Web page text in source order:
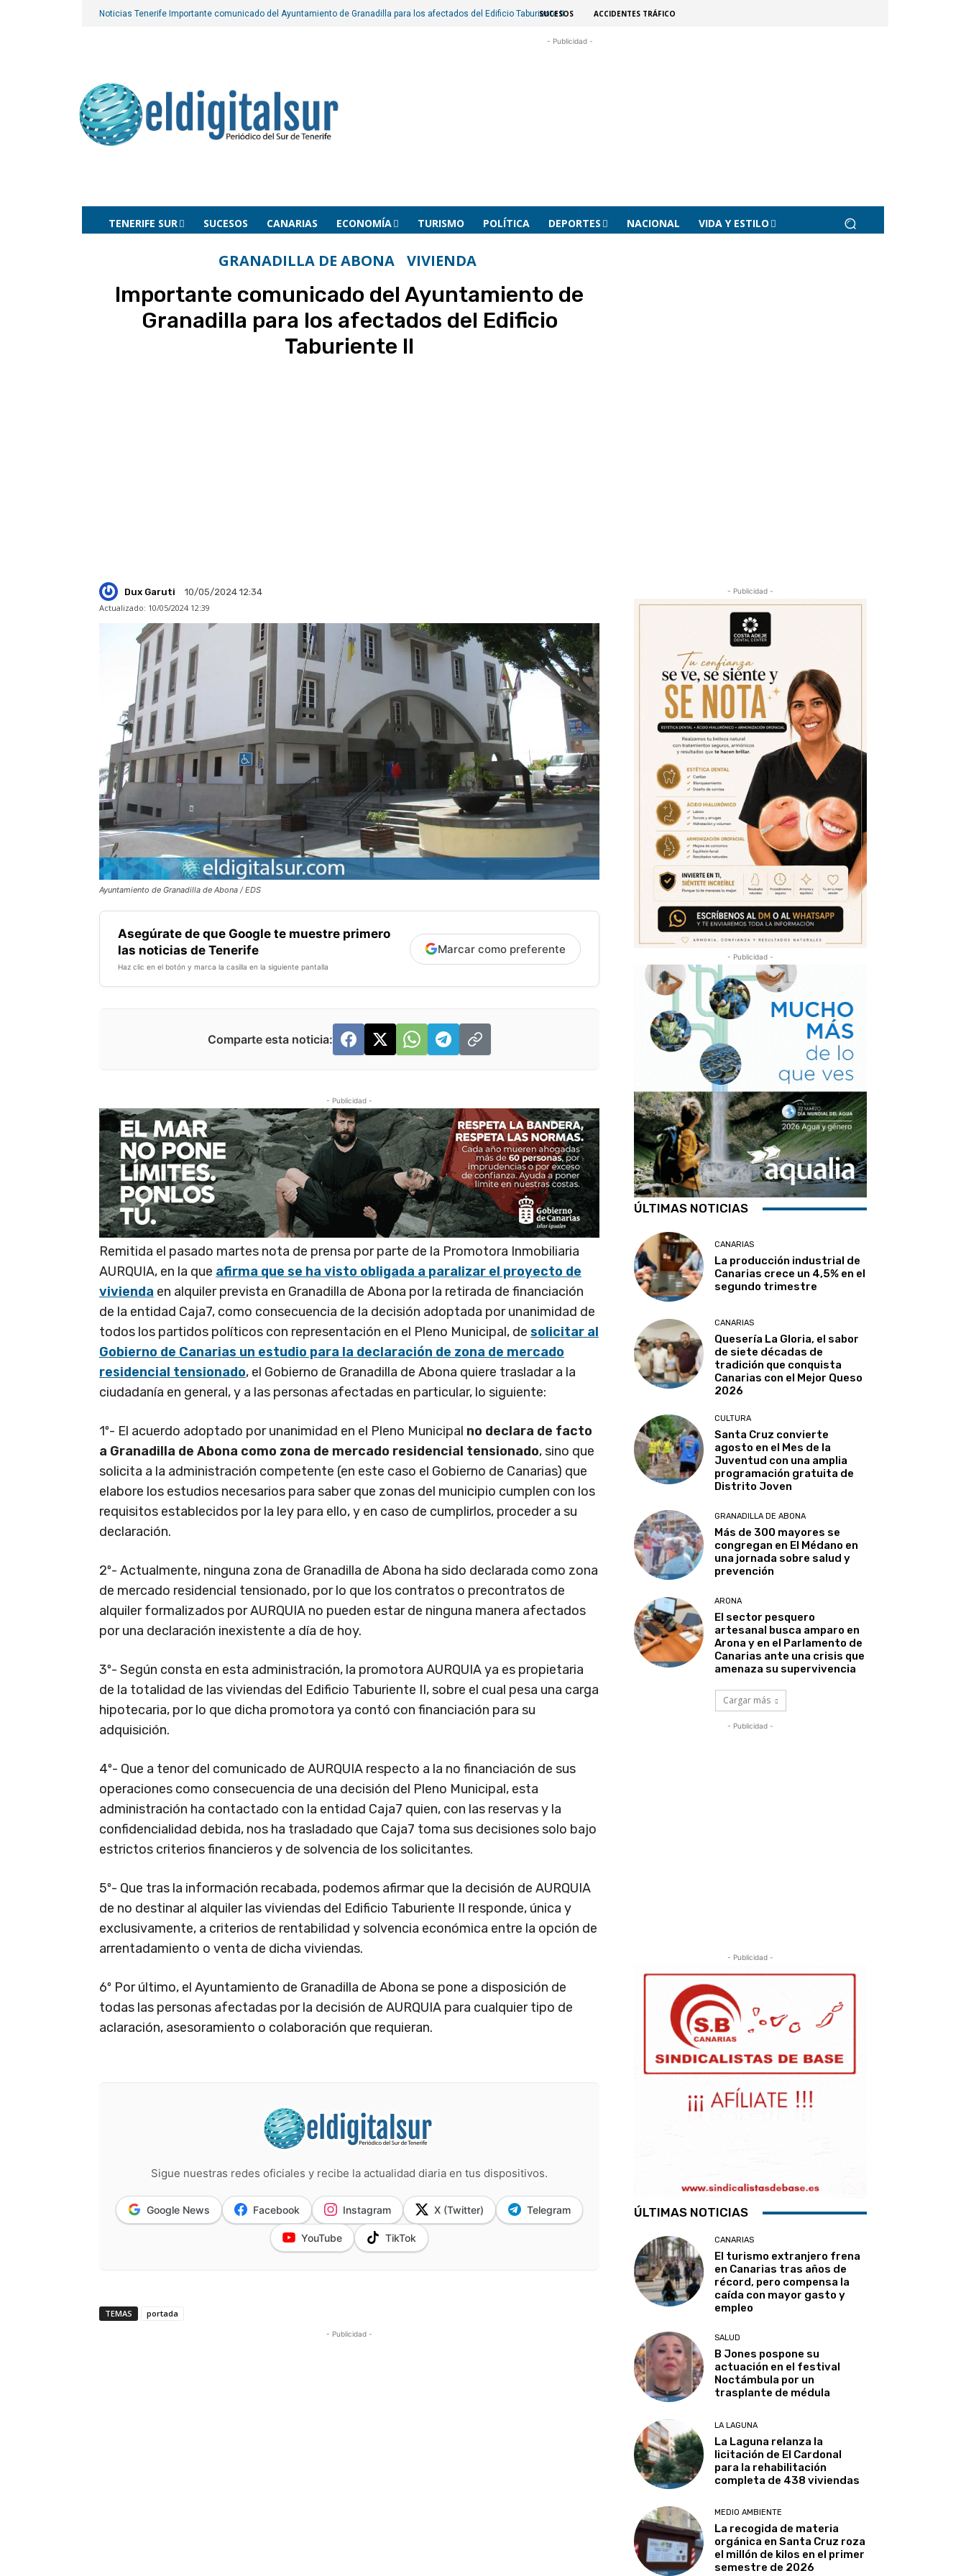
Noticias Tenerife Importante comunicado del Ayuntamiento de Granadilla para los afectados del Edificio Taburiente II
SUCESOS ACCIDENTES TRÁFICO
- Publicidad -
TENERIFE SUR SUCESOS CANARIAS ECONOMÍA TURISMO POLÍTICA DEPORTES NACIONAL VIDA Y ESTILO
GRANADILLA DE ABONA VIVIENDA
Importante comunicado del Ayuntamiento de
Granadilla para los afectados del Edificio
Taburiente II
Dux Garuti
10/05/2024 12:34
Actualizado: 10/05/2024 12:39
Ayuntamiento de Granadilla de Abona / EDS
Asegúrate de que Google te muestre primero
las noticias de Tenerife
Haz clic en el botón y marca la casilla en la siguiente pantalla
Marcar como preferente
Comparte esta noticia:
- Publicidad -
Remitida el pasado martes nota de prensa por parte de la Promotora Inmobiliaria
AURQUIA, en la que afirma que se ha visto obligada a paralizar el proyecto de
vivienda en alquiler prevista en Granadilla de Abona por la retirada de financiación
de la entidad Caja7, como consecuencia de la decisión adoptada por unanimidad de
todos los partidos políticos con representación en el Pleno Municipal, de solicitar al
Gobierno de Canarias un estudio para la declaración de zona de mercado
residencial tensionado, el Gobierno de Granadilla de Abona quiere trasladar a la
ciudadanía en general, y a las personas afectadas en particular, lo siguiente:
1º- El acuerdo adoptado por unanimidad en el Pleno Municipal no declara de facto
a Granadilla de Abona como zona de mercado residencial tensionado, sino que
solicita a la administración competente (en este caso el Gobierno de Canarias) que
elabore los estudios necesarios para saber que zonas del municipio cumplen con los
requisitos establecidos por la ley para ello, y en caso de cumplirlos, proceder a su
declaración.
2º- Actualmente, ninguna zona de Granadilla de Abona ha sido declarada como zona
de mercado residencial tensionado, por lo que los contratos o precontratos de
alquiler formalizados por AURQUIA no pueden estar de ninguna manera afectados
por una declaración inexistente a día de hoy.
3º- Según consta en esta administración, la promotora AURQUIA ya es propietaria
de la totalidad de las viviendas del Edificio Taburiente II, sobre el cual pesa una carga
hipotecaria, por lo que dicha promotora ya contó con financiación para su
adquisición.
4º- Que a tenor del comunicado de AURQUIA respecto a la no financiación de sus
operaciones como consecuencia de una decisión del Pleno Municipal, esta
administración ha contactado con la entidad Caja7 quien, con las reservas y la
confidencialidad debida, nos ha trasladado que Caja7 toma sus decisiones solo bajo
estrictos criterios financieros y de solvencia de los solicitantes.
5º- Que tras la información recabada, podemos afirmar que la decisión de AURQUIA
de no destinar al alquiler las viviendas del Edificio Taburiente II responde, única y
exclusivamente, a criterios de rentabilidad y solvencia económica entre la opción de
arrentadamiento o venta de dicha viviendas.
6º Por último, el Ayuntamiento de Granadilla de Abona se pone a disposición de
todas las personas afectadas por la decisión de AURQUIA para cualquier tipo de
aclaración, asesoramiento o colaboración que requieran.
Sigue nuestras redes oficiales y recibe la actualidad diaria en tus dispositivos.
Google News Facebook Instagram X (Twitter) Telegram
YouTube TikTok
TEMAS portada
- Publicidad -
- Publicidad -
- Publicidad -
ÚLTIMAS NOTICIAS
CANARIAS
La producción industrial de
Canarias crece un 4,5% en el
segundo trimestre
CANARIAS
Quesería La Gloria, el sabor
de siete décadas de
tradición que conquista
Canarias con el Mejor Queso
2026
CULTURA
Santa Cruz convierte
agosto en el Mes de la
Juventud con una amplia
programación gratuita de
Distrito Joven
GRANADILLA DE ABONA
Más de 300 mayores se
congregan en El Médano en
una jornada sobre salud y
prevención
ARONA
El sector pesquero
artesanal busca amparo en
Arona y en el Parlamento de
Canarias ante una crisis que
amenaza su supervivencia
Cargar más
- Publicidad -
- Publicidad -
ÚLTIMAS NOTICIAS
CANARIAS
El turismo extranjero frena
en Canarias tras años de
récord, pero compensa la
caída con mayor gasto y
empleo
SALUD
B Jones pospone su
actuación en el festival
Noctámbula por un
trasplante de médula
LA LAGUNA
La Laguna relanza la
licitación de El Cardonal
para la rehabilitación
completa de 438 viviendas
MEDIO AMBIENTE
La recogida de materia
orgánica en Santa Cruz roza
el millón de kilos en el primer
semestre de 2026